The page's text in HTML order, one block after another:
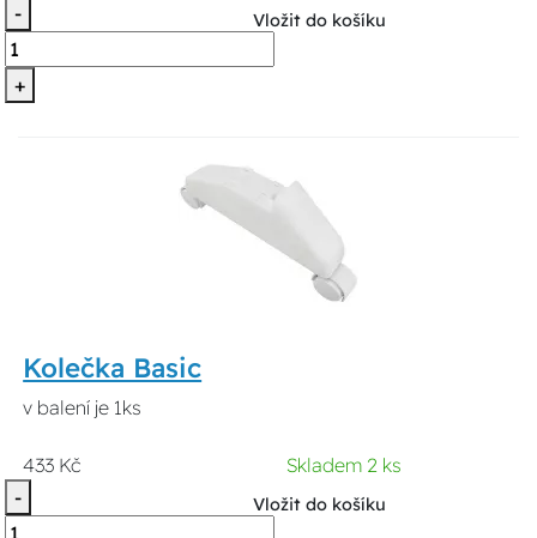
-
+
Vložit do košíku
Kolečka Basic
v balení je 1ks
433 Kč
Skladem 2 ks
-
Vložit do košíku